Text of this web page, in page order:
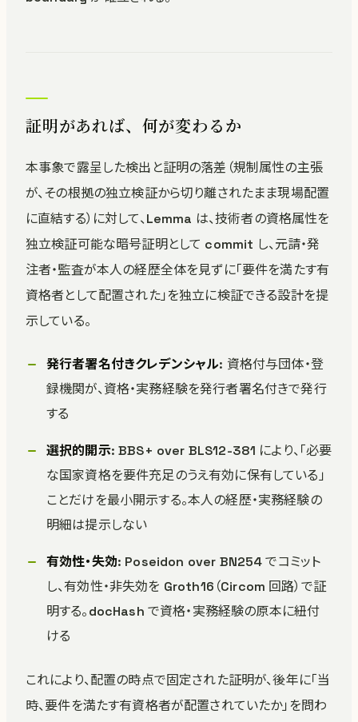
証明があれば、何が変わるか
本事象で露呈した検出と証明の落差（規制属性の主張
が、その根拠の独立検証から切り離されたまま現場配置
に直結する）に対して、Lemma は、技術者の資格属性を
独立検証可能な暗号証明として commit し、元請・発
注者・監査が本人の経歴全体を見ずに「要件を満たす有
資格者として配置された」を独立に検証できる設計を提
示している。
発行者署名付きクレデンシャル: 資格付与団体・登
録機関が、資格・実務経験を発行者署名付きで発行
する
選択的開示: BBS+ over BLS12-381 により、「必要
な国家資格を要件充足のうえ有効に保有している」
ことだけを最小開示する。本人の経歴・実務経験の
明細は提示しない
有効性・失効: Poseidon over BN254 でコミット
し、有効性・非失効を Groth16（Circom 回路）で証
明する。docHash で資格・実務経験の原本に紐付
ける
これにより、配置の時点で固定された証明が、後年に「当
時、要件を満たす有資格者が配置されていたか」を問わ